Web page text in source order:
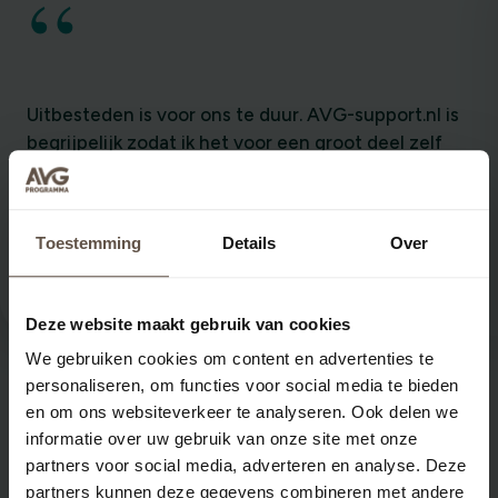
Toestemming Details Over
Deze website maakt gebruik van cookies
We gebruiken cookies om content en advertenties te
personaliseren, om functies voor social media te bieden
en om ons websiteverkeer te analyseren. Ook delen we
informatie over uw gebruik van onze site met onze
partners voor social media, adverteren en analyse. Deze
partners kunnen deze gegevens combineren met andere
“
Uitbesteden is voor ons te duur. AVG-support.nl is
begrijpelijk zodat ik het voor een groot deel zelf
kan doen. En uitleggen. Dat is ook belangrijk, want
iedereen in de vereniging moet zich er a an
Amersfoorts Jeugdorkest